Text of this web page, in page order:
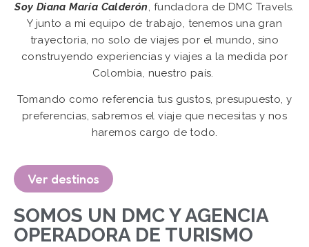
Soy Diana María Calderón, fundadora de DMC Travels.
Y junto a mi equipo de trabajo, tenemos una gran
trayectoria, no solo de viajes por el mundo, sino
construyendo experiencias y viajes a la medida por
Colombia, nuestro país.
Tomando como referencia tus gustos, presupuesto, y
preferencias, sabremos el viaje que necesitas y nos
haremos cargo de todo.
Ver destinos
SOMOS UN DMC Y AGENCIA
OPERADORA DE TURISMO